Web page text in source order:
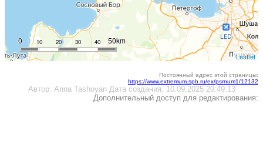
10
0 20 30 40 50km
Leaflet
Постоянный адрес этой страницы:
https://www.extremum.spb.ru/ex/psrnum1/12132
Автор: Anna TashoyanДата создания: 10.09.2025 20:49:13
Дополнительный доступ для редактирования: